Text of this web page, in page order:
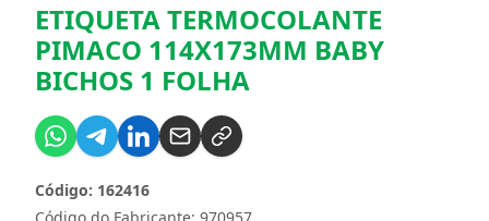
ETIQUETA TERMOCOLANTE
PIMACO 114X173MM BABY
BICHOS 1 FOLHA
Código: 162416